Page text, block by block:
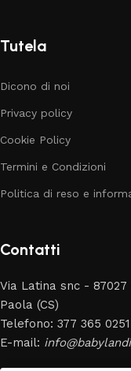
Tutela
Dicono di noi
Privacy policy
Cookie Policy
Termini e Condizioni
Politica di reso e
Contatti
Via Latina snc - 87027
Paola (CS)
Telefono: 377 365 0251
E-mail: